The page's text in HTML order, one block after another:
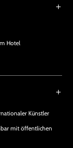
Hotel
Künstler
mit öffentlichen